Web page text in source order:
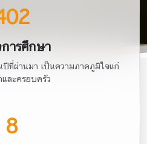
การศึกษา
ปีที่ผ่านมา เป็นความภาคภูมิใจแก่
ละครอบครัว
8